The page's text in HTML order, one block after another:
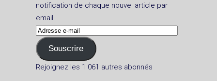
notification de chaque nouvel article par
email.
Adresse
e-
mail
Souscrire
Rejoignez les 1 061 autres abonnés